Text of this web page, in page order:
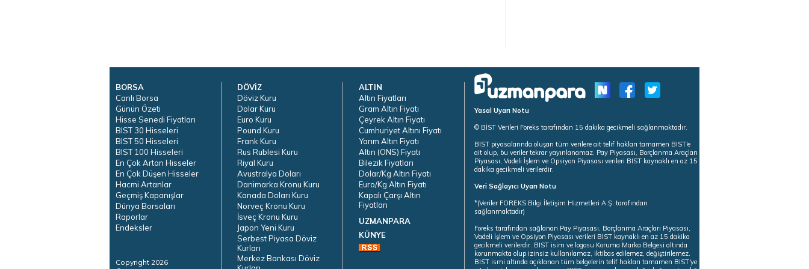
BORSA
Canlı Borsa
Günün Özeti
Hisse Senedi Fiyatları
BIST 30 Hisseleri
BIST 50 Hisseleri
BIST 100 Hisseleri
En Çok Artan Hisseler
En Çok Düşen Hisseler
Hacmi Artanlar
Geçmiş Kapanışlar
Dünya Borsaları
Raporlar
Endeksler
Copyright 2026
DÖVİZ
Döviz Kuru
Dolar Kuru
Euro Kuru
Pound Kuru
Frank Kuru
Rus Rublesi Kuru
Riyal Kuru
Avustralya Doları
Danimarka Kronu Kuru
Kanada Doları Kuru
Norveç Kronu Kuru
İsveç Kronu Kuru
Japon Yeni Kuru
Serbest Piyasa Döviz
Kurları
Merkez Bankası Döviz
ALTIN
Altın Fiyatları
Gram Altın Fiyatı
Çeyrek Altın Fiyatı
Cumhuriyet Altını Fiyatı
Yarım Altın Fiyatı
Altın (ONS) Fiyatı
Bilezik Fiyatları
Dolar/Kg Altın Fiyatı
Euro/Kg Altın Fiyatı
Kapalı Çarşı Altın
Fiyatları
UZMANPARA
KÜNYE
Yasal Uyarı Notu
© BİST Verileri Foreks tarafından 15 dakika gecikmeli sağlanmaktadır.
BIST piyasalarında oluşan tüm verilere ait telif hakları tamamen BIST'e
ait olup, bu veriler tekrar yayınlanamaz. Pay Piyasası, Borçlanma Araçları
Piyasası, Vadeli İşlem ve Opsiyon Piyasası verileri BIST kaynaklı en az 15
dakika gecikmeli verilerdir.
Veri Sağlayıcı Uyarı Notu
*(Veriler FOREKS Bilgi İletişim Hizmetleri A.Ş. tarafından
sağlanmaktadır)
Foreks tarafından sağlanan Pay Piyasası, Borçlanma Araçları Piyasası,
Vadeli İşlem ve Opsiyon Piyasası verileri BIST kaynaklı en az 15 dakika
gecikmeli verilerdir. BIST isim ve logosu Koruma Marka Belgesi altında
korunmakta olup izinsiz kullanılamaz, iktibas edilemez, değiştirilemez.
BIST ismi altında açıklanan tüm belgelerin telif hakları tamamen BIST'ye